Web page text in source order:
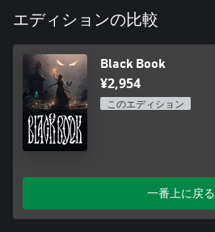
エディションの比較
Black Book
¥2,954
このエディション
一番上に戻る